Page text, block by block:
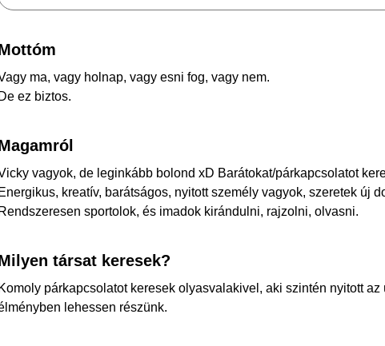
ma, vagy holnap, vagy esni fog, vagy nem.
De ez biztos.
vagyok, de leginkább bolond xD Barátokat/párkapcsolatot
Energikus, kreatív, barátságos, nyitott személy vagyok, szeretek új
Rendszeresen sportolok, és imadok kirándulni, rajzolni, olvasni.
társat keresek?
Komoly párkapcsolatot keresek olyasvalakivel, aki szintén nyitott
lehessen részünk.